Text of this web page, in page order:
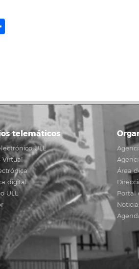
telemáticos
ULL
Virtual
digital
ULL
Área
Portal